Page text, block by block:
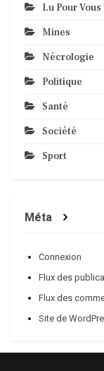
Lu Pour Vous
Mines
Nécrologie
Politique
Santé
Société
Sport
Méta
Connexion
Flux des
Flux des
Site de